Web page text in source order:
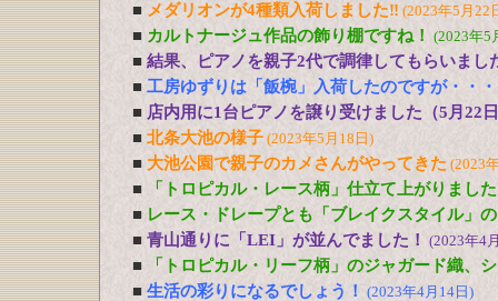
■ メダリオンが4種類入荷しました‼ (2023年5月22
■ カルトナージュ作品の飾り棚ですね！ (2023年5
■ 結果、ピアノを親子2代で調律してもらいまし
■ 工房ゆずりは「飯椀」入荷したのですが・・・
■ 店内用に1台ピアノを譲り受けました（5月22
■ 北条大池の様子 (2023年5月18日)
■ 大池公園で親子のカメさんがやってきた (2023
■ 「トロピカル・レース柄」仕立て上がりました
■ レース・ドレープとも「ブレイクスタイル」
■ 青山通りに「LEI」が並んでました！ (2023年4
■
「トロピカル・リーフ柄」のジャガード織、
■ 生活の彩りになるでしょう！ (2023年4月14日)